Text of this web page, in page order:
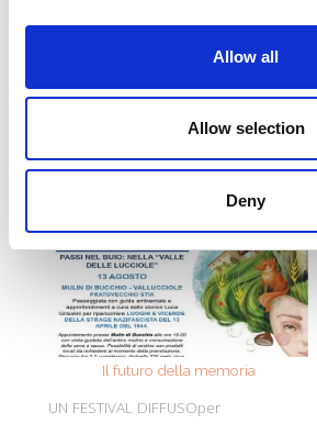
Allow all
Allow selection
Deny
NEWS
Il futuro della memoria
UN FESTIVAL DIFFUSOper